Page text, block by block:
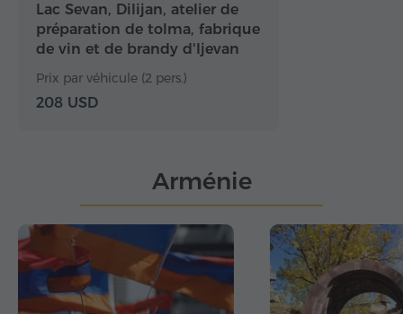
Lac Sevan, Dilijan, atelier de
préparation de tolma, fabrique
de vin et de brandy d'Ijevan
Prix par véhicule (2 pers.)
208 USD
Arménie